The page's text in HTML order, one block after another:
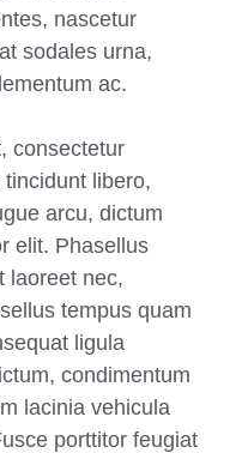
nascetur
sodales urna,
ac.
consectetur
libero,
arcu, dictum
elit. Phasellus
laoreet nec,
tempus quam
ligula
condimentum
lacinia vehicula
porttitor feugiat